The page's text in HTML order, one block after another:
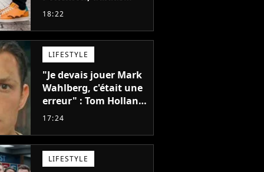
dévoile une énorme
et je ne sais pas quoi
en penser
18:22
LIFESTYLE
"Je devais jouer Mark
Wahlberg, c'était une
erreur" : Tom Holland,
la star de Spider-Man,
blockbuster
17:24
LIFESTYLE